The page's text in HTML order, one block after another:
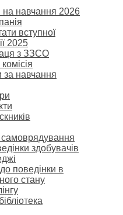
навчання 2026
вступної
2025
з ЗЗСО
за навчання
самоврядування
здобувачів
поведінки в
стану